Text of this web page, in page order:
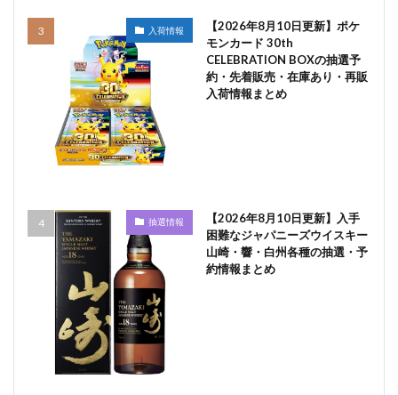
入荷情報
【2026年8月10日更新】ポケ
モンカード 30th
CELEBRATION BOXの抽選予
約・先着販売・在庫あり・再販
入荷情報まとめ
抽選情報
【2026年8月10日更新】入手
困難なジャパニーズウイスキー
山崎・響・白州各種の抽選・予
約情報まとめ